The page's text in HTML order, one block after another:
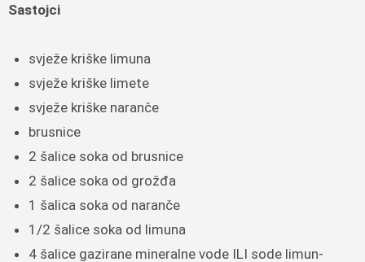
Sastojci
svježe kriške limuna
svježe kriške limete
svježe kriške naranče
brusnice
2 šalice soka od brusnice
2 šalice soka od grožđa
1 šalica soka od naranče
1/2 šalice soka od limuna
4 šalice gazirane mineralne vode ILI sode limun-